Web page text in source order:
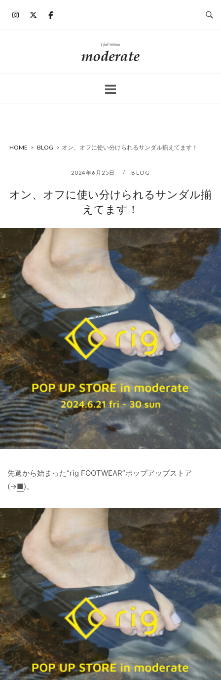
ホ
ー
HOME > BLOG > オン、オフに使い分けられるサンダル揃えてます！
2024年6月25日 BLOG
オン、オフに使い分けられるサンダル揃
えてます！
先週から始まった“rig FOOTWEAR”ポップアップストア
(→■)。